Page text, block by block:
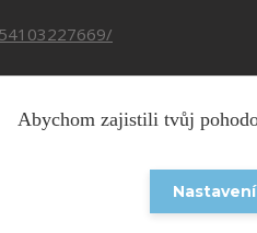
Copyright
Vytvořeno
Abychom zajistili tvůj
Nastavení